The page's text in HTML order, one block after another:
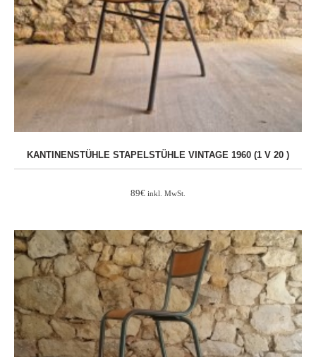
KANTINENSTÜHLE STAPELSTÜHLE VINTAGE 1960 (1 V 20 )
89€ inkl. MwSt.